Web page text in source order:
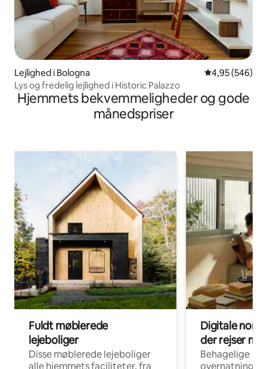
Lejlighed i Bologna 4,95 ud af 5 i
4,95 (546)
Lys og fredelig lejlighed i Historic Palazzo
Hjemmets bekvemmeligheder og gode
månedspriser
Fuldt møblerede
lejeboliger
Disse møblerede lejeboliger
alle hjemmets faciliteter, fra
Digitale
der rejser
Behagelige